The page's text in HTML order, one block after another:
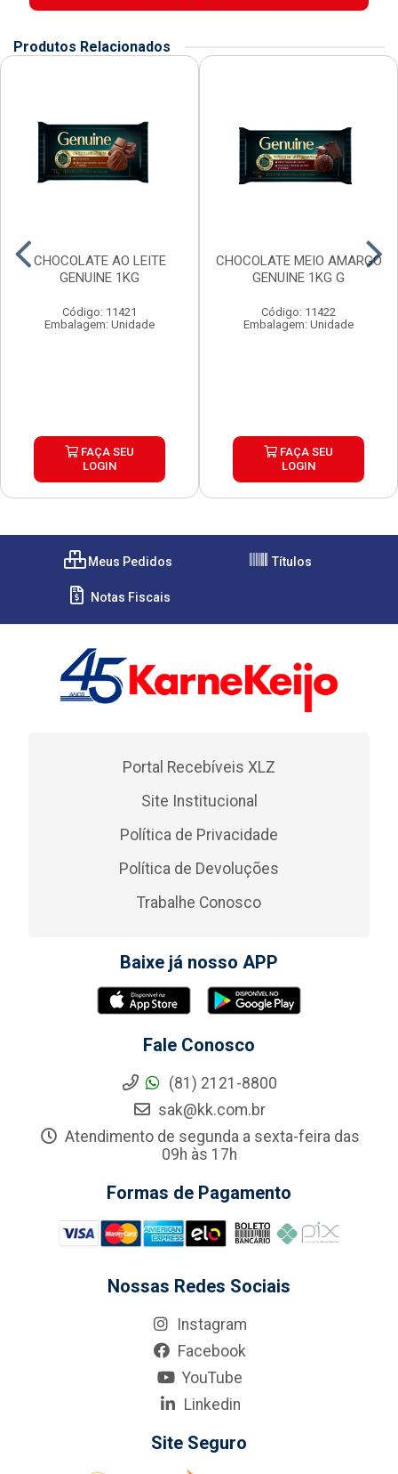
Produtos Relacionados
CHOCOLATE AO LEITE
GENUINE 1KG
Código: 11421
Embalagem: Unidade
FAÇA SEU
LOGIN
CHOCOLATE MEIO AMARGO
GENUINE 1KG G
Código: 11422
Embalagem: Unidade
FAÇA SEU
LOGIN
Meus Pedidos Títulos
Notas Fiscais
Portal Recebíveis XLZ
Site Institucional
Política de Privacidade
Política de Devoluções
Trabalhe Conosco
Baixe já nosso APP
Fale Conosco
(81) 2121-8800
sak@kk.com.br
Atendimento de segunda a sexta-feira das
09h às 17h
Formas de Pagamento
Nossas Redes Sociais
Instagram
Facebook
YouTube
Linkedin
Site Seguro